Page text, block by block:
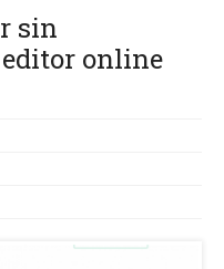
sin
online